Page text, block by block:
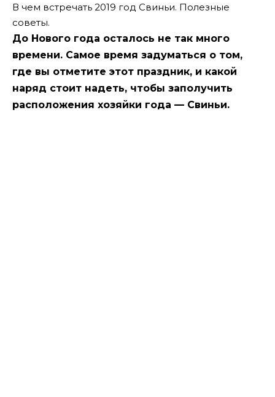
В чем встречать 2019 год Свиньи. Полезные
советы.
До Нового года осталось не так много
времени. Самое время задуматься о том,
где вы отметите этот праздник, и какой
наряд стоит надеть, чтобы заполучить
расположения хозяйки года — Свиньи.